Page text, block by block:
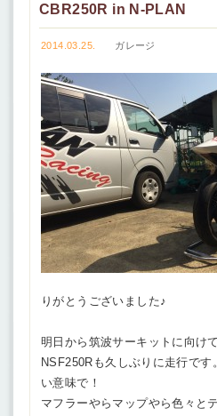
CBR250R in N-PLAN
2014.03.25. ガレージ
りがとうございました♪
明日から筑波サーキットに向け
NSF250Rも久しぶりに走行で
い意味で！
マフラーやらマップやら色々と